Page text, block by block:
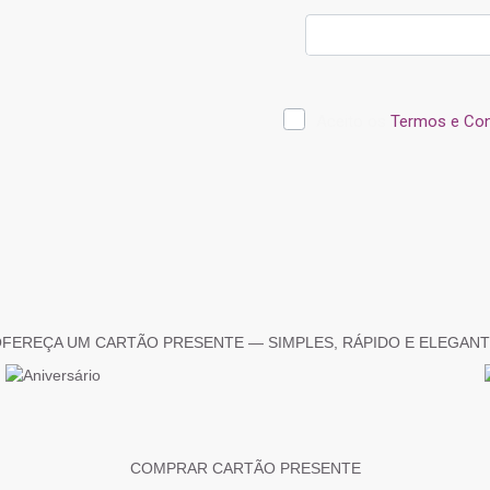
UM CARTÃO PRESENTE — SIMPLES, RÁPIDO E
COMPRAR CARTÃO PRESENTE